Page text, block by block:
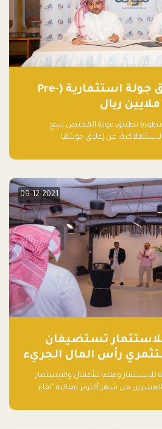
تطبيق مونة يغلق جولة استثمارية (Pre-
مطورة تطبيق مونة المختص ببيع
عن إغلاق جولتها
دعم المنشآت المحدودة وتسارع القابضة
09-12-2021
تستضيفان
رأس المال الجريء
وفلك للأعمال والاستثمار
من شهر أكتوبر فعالية "لقاء
المال الجريء وممثلي المؤسسات